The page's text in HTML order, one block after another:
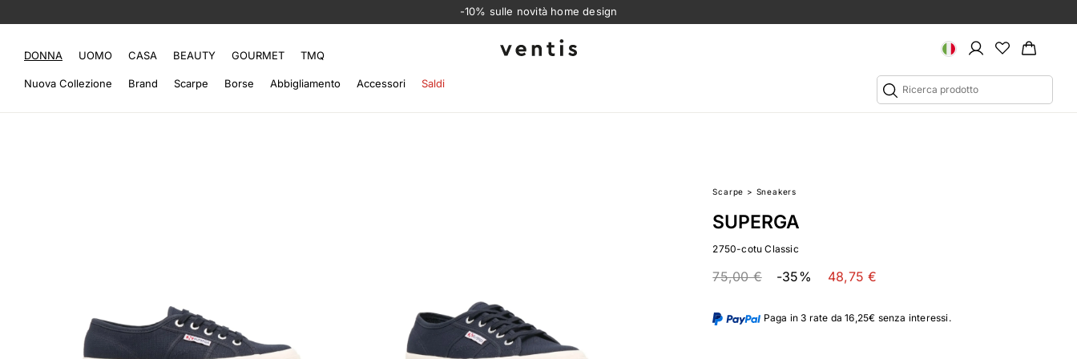
-10% sulle novità home design
Ventis
DONNA UOMO CASA BEAUTY GOURMET TMQ
Nuova Collezione Brand Scarpe Borse Abbigliamento Accessori Saldi
Scarpe > Sneakers
SUPERGA
2750-cotu Classic
75,00 € -35% 48,75 €
Paga in 3 rate da 16,25€ senza interessi.